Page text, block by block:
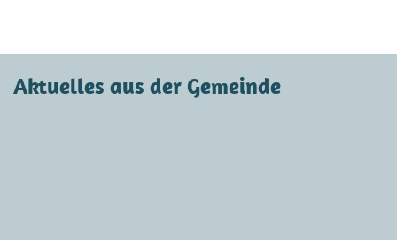
Aktuelles aus der Gemeinde